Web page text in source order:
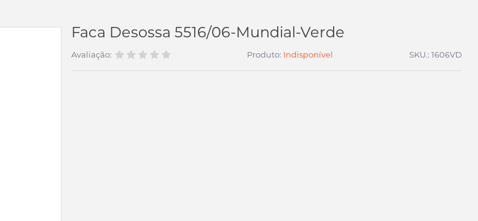
Faca Desossa 5516/06-Mundial-Verde
Avaliação: Produto: Indisponível SKU.: 1606VD